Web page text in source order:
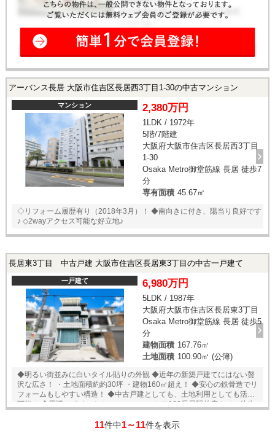
アーバンス長居 大阪市住吉区長居西3丁目1-30の中古マンション
マンション 2,380万円
1LDK / 1972年
5階/7階建
大阪府大阪市住吉区長居西3丁目
1-30
Osaka Metro御堂筋線 長居 徒歩7
分
専有面積 45.67㎡
◇リフォーム履歴有り（2018年3月）！ ◆南向きに付き、陽当り良好です
♪ ◇2wayアクセス可能な好立地♪
長居東3丁目 中古戸建 大阪市住吉区長居東3丁目の中古一戸建て
一戸建て 6,980万円
5LDK / 1987年
大阪府大阪市住吉区長居東3丁目
Osaka Metro御堂筋線 長居 徒歩5
分
建物面積 167.76㎡
土地面積 100.90㎡ (公簿)
◆明るい街並みに白いタイル貼りの外観 ◆近年の新築戸建てにはない贅
沢な広さ！ ・土地面積約約30坪 ・建物160㎡超え！ ◆安心の鉄骨造でリ
フォームもしやすい構造！ ◆中古戸建としても、土地利用としても活用
可能！ ◆周辺のポイント！ ・ローソンストア100長居駅前店まで 徒歩
居店まで 徒歩約6分 ・ライフあびこ店まで 徒歩約10分 ・ツルハドラ
11件中1～11件を表示